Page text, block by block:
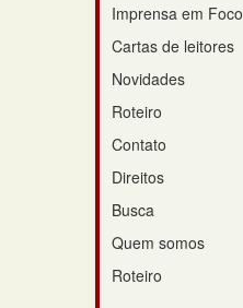
Imprensa em Foco
Cartas de leitores
Novidades
Roteiro
Contato
Direitos
Busca
Quem somos
Roteiro